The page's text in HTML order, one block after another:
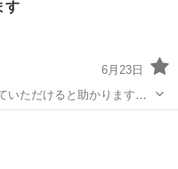
他社様で相談したけど断ら
す
6月23日
ただけると助かります🙇‍♂️
す★ 『エアコン